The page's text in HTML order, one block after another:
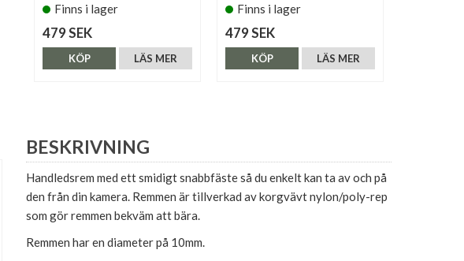
Finns i lager
479 SEK
LÄS MER
KÖP
Finns i lager
479 SEK
LÄS MER
KÖP
BESKRIVNING
Handledsrem med ett smidigt snabbfäste så du enkelt kan ta av och på
den från din kamera. Remmen är tillverkad av korgvävt nylon/poly-rep
som gör remmen bekväm att bära.
Remmen har en diameter på 10mm.